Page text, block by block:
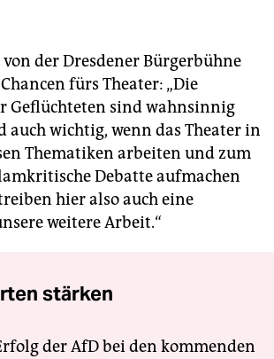
der Dresdener Bürgerbühne
fürs Theater: „Die
Geflüchteten sind wahnsinnig
auch wichtig, wenn das Theater in
Thematiken arbeiten und zum
Debatte aufmachen
hier also auch eine
weitere Arbeit.“
stärken
der AfD bei den kommenden